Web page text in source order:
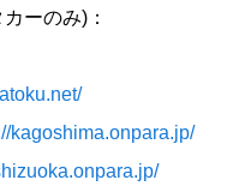
ーのみ)：
kagoshima.onpara.jp/